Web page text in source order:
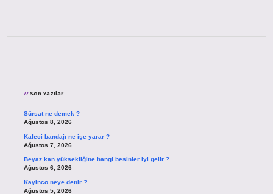
Son Yazılar
Sürsat ne demek ?
Ağustos 8, 2026
Kaleci bandajı ne işe yarar ?
Ağustos 7, 2026
Beyaz kan yüksekliğine hangi besinler iyi gelir ?
Ağustos 6, 2026
Kayinco neye denir ?
Ağustos 5, 2026